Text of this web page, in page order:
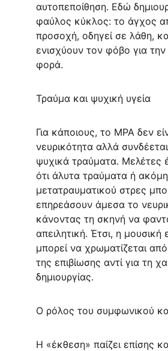
αυτοπεποίθηση. Εδώ
φαύλος κύκλος: το άγχος
προσοχή, οδηγεί σε λάθη,
ενισχύουν τον φόβο για
φορά.
Τραύμα και ψυχική υγεία
Για κάποιους, το MPA δεν
νευρικότητα αλλά
ψυχικά τραύματα. Μελέτες
ότι άλυτα τραύματα ή ακόμη
μετατραυματικού στρες
επηρεάσουν άμεσα το
κάνοντας τη σκηνή να
απειλητική. Έτσι, η μουσική
μπορεί να χρωματίζεται
της επιβίωσης αντί για τη
δημιουργίας.
Ο ρόλος του συμφωνικού
Η «έκθεση» παίζει επίσης